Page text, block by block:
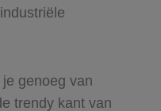
genoeg van
trendy kant van